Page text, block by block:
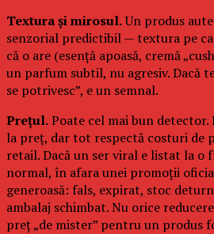
Textura și mirosul.Un produs
senzorial predictibil — textura pe
că o are (esență apoasă, cremă
un parfum subtil, nu agresiv. Dacă
se potrivesc”, e un semnal.
Prețul.Poate cel mai bun
la preț, dar tot respectă costuri de
retail. Dacă un ser viral e listat la o
normal, în afara unei promoții
generoasă: fals, expirat, stoc
ambalaj schimbat. Nu orice
preț „de mister” pentru un produs